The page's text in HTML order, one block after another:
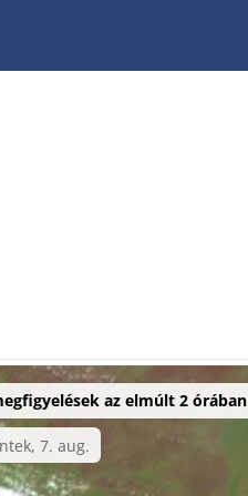
az elmúlt 2 órában
7. aug.